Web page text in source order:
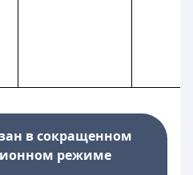
в сокращенном
режиме